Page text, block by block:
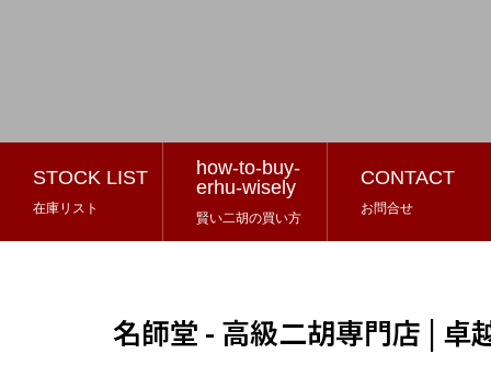
STOCK LIST
在庫リスト
how-to-buy-
erhu-wisely
賢い二胡の買い方
CONTACT
お問合せ
名師堂 - 高級二胡専門店 | 卓